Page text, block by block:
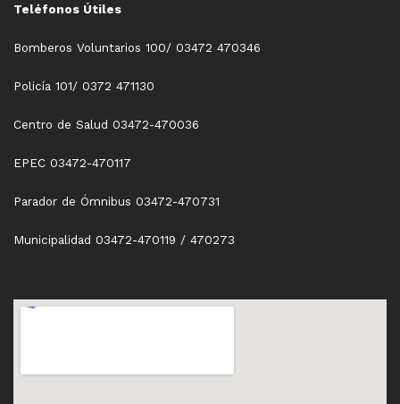
Teléfonos Útiles
Bomberos Voluntarios 100/ 03472 470346
Policía 101/ 0372 471130
Centro de Salud 03472-470036
EPEC 03472-470117
Parador de Ómnibus 03472-470731
Municipalidad 03472-470119 / 470273